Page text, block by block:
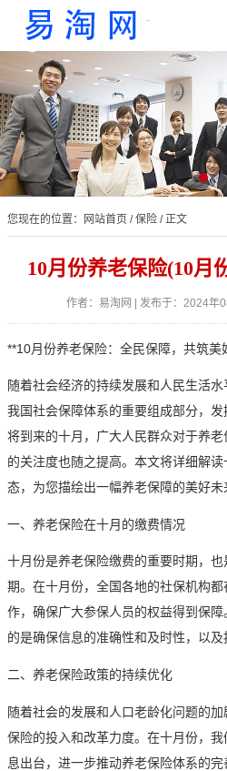
您现在的位置： 网站首页 /保险 / 正文
10月份养老保险(10月
作者：易淘网 | 发布于：2024年
**10月份养老保险：全民保障，共筑美
随着社会经济的持续发展和人民生活
我国社会保障体系的重要组成部分，
将到来的十月，广大人民群众对于养
的关注度也随之提高。本文将详细解
态，为您描绘出一幅养老保障的美好未
一、养老保险在十月的缴费情况
十月份是养老保险缴费的重要时期，
期。在十月份，全国各地的社保机构
作，确保广大参保人员的权益得到保
的是确保信息的准确性和及时性，以及
二、养老保险政策的持续优化
随着社会的发展和人口老龄化问题的
保险的投入和改革力度。在十月份，
息出台，进一步推动养老保险体系的